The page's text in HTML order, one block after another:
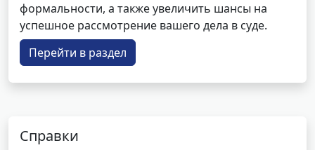
формальности, а также увеличить шансы на
успешное рассмотрение вашего дела в суде.
Перейти в раздел
Справки